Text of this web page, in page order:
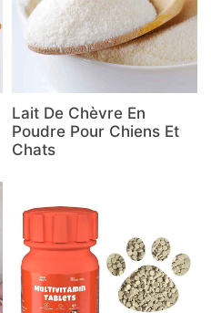
Lait De Chèvre En
Poudre Pour Chiens Et
Chats